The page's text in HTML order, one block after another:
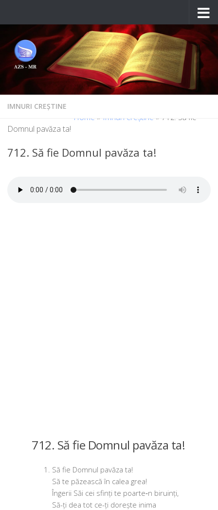
IMNURI CREȘTINE
Home » Imnuri creștine » 712. Să fie
Domnul pavăza ta!
712. Să fie Domnul pavăza ta!
712. Să fie Domnul pavăza ta!
Să fie Domnul pavă­za ta!
Să te păzeas­că în calea grea!
Îngerii Săi cei sfinți te poarte‑n biruinți,
Să-ți dea tot ce-ți doreș­te inima